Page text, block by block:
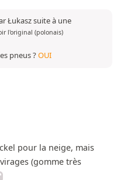
Łukasz suite à une
l'original (polonais)
pneus ?OUI
pour la neige, mais
(gomme très